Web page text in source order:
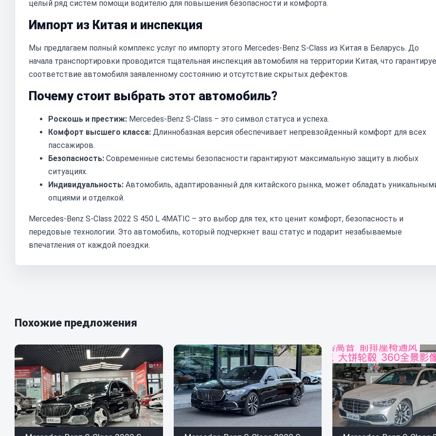
целый ряд систем помощи водителю для повышения безопасности и комфорта.
Импорт из Китая и инспекция
Мы предлагаем полный комплекс услуг по импорту этого Mercedes-Benz S-Class из Китая в Беларусь. До
начала транспортировки проводится тщательная инспекция автомобиля на территории Китая, что
соответствие автомобиля заявленному состоянию и отсутствие скрытых дефектов.
Почему стоит выбрать этот автомобиль?
Роскошь и престиж: Mercedes-Benz S-Class – это символ статуса и успеха.
Комфорт высшего класса: Длиннобазная версия обеспечивает непревзойденный комфорт для всех
пассажиров.
Безопасность: Современные системы безопасности гарантируют максимальную защиту в любых
ситуациях.
Индивидуальность: Автомобиль, адаптированный для китайского рынка, может обладать
опциями и отделкой.
Mercedes-Benz S-Class 2022 S 450 L 4MATIC – это выбор для тех, кто ценит комфорт, безопасность и
передовые технологии. Это автомобиль, который подчеркнет ваш статус и подарит незабываемые
впечатления от каждой поездки.
Похожие предложения